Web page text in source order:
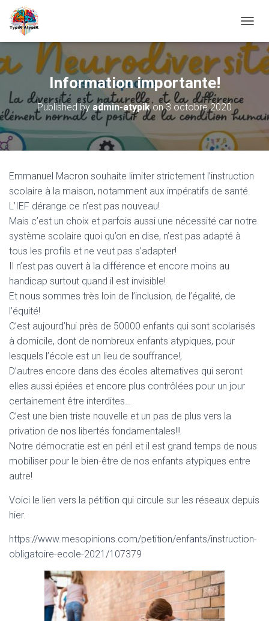
U
V
I
E
L
A
V
Information importante!
Published by admin-atypikon3 octobre 2020
Emmanuel Macron souhaite limiter strictement l’instruction
scolaire à la maison, notamment aux impératifs de santé.
L’IEF dérange ce n’est pas nouveau!
Mais c’est un choix et parfois aussi une nécessité car notre
système scolaire quoi qu’on en dise, n’est pas adapté à
tous les profils et ne veut pas s’adapter!
Il n’est pas ouvert à la différence et encore moins au
handicap surtout quand il est invisible!
Et nous sommes très loin de l’inclusion, de l’égalité, de
l’équité!
C’est aujourd’hui près de 50000 enfants qui sont scolarisés
à domicile, dont de nombreux enfants atypiques, pour
lesquels l’école est un lieu de souffrance!,
D’autres encore dans des écoles alternatives qui seront
elles aussi épiées et encore plus contrôlées pour un jour
certainement être interdites…
C’est une bien triste nouvelle et un pas de plus vers la
privation de nos libertés fondamentales!!!
Notre démocratie est en péril et il est grand temps de nous
mobiliser pour le bien-être de nos enfants atypiques entre
autre!
Voici le lien vers la pétition qui circule sur les réseaux depuis
hier.
https://www.mesopinions.com/petition/enfants/instruction-
obligatoire-ecole-2021/107379